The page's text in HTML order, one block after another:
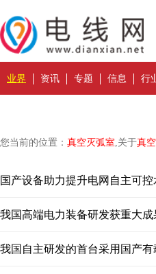
业界 资讯 专题 信息 行
您当前的位置： 真空灭弧室,关于真
国产设备助力提升电网自主可控
我国高端电力装备研发获重大成
我国自主研发的首台采用国产